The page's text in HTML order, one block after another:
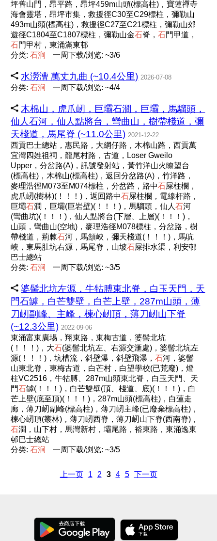
坪舊山門，昂平路，昂坪459m山頭(標高柱)，寶蓮禪寺
海會靈塔，昂坪市集，救援徑C30至C29標柱，彌勒山
493m山頭(標高柱)，救援徑C27至C21標柱，彌勒山郊
遊徑C1804至C1807標柱，彌勒山金石脊，石門甲道，
石門甲村，東涌滿東邨
分类:石涧 一周下载/浏览: ~3/6
水澇漕 萬丈九曲 (~10.4公里) 2026-07-08
分类:石涧 一周下载/浏览: ~4/4
木棉山，虎爪屻，巨壩石澗，巨壩，馬騮頭，
仙人石河，仙人點將台，彎曲山，樹帶棧道，彌
天棧道，馬尾脊 (~11.0公里) 2021-12-22
西貢巴士總站，惠民路，大網仔路，木棉山路，西貢萬
宜灣四姓祖祠，龍尾村路，古道，Loser Gweilo
Upper，分岔路(A)，訊號發射站，黃竹洋山火瞭望台
(標高柱)，木棉山(標高柱)，返回分岔路(A)，竹洋路，
麥理浩徑M073至M074標柱，分岔路，路中石屎柱欄，
虎爪屻(樹林)(！！！)，返回路中石屎柱欄，電線杆路，
巨壩石澗，巨壩(巨岩壁)(！！！)，馬騮頭，仙人石河
(彎曲坑)(！！！)，仙人點將台(下層、上層)(！！！)，
山頭，彎曲山(空地)，麥理浩徑M078標柱，分岔路，樹
帶棧道，荊棘石河，馬頷峽，彌天棧道(！！！)，馬吭
峽，東馬肚坑右源，馬尾脊，山坡石屎排水渠，利安邨
巴士總站
分类:石涧 一周下载/浏览: ~3/5
婆髻北坑左源，牛牯膊東北脊，白玉天門，天
門石罅，白芒雙壁，白芒上壁，287m山頭，薄
刀屻副峰、主峰，楝心屻頂，薄刀屻山下脊
(~12.3公里) 2022-09-06
東涌富東廣埸，翔東路，東梅古道，婆髻北坑
(！！！)，大石(婆髻北坑左、右源交滙處)，婆髻北坑左
源(！！！)，坑槽流，斜壁瀑，斜壁飛瀑，石河，婆髻
山東北脊，東梅古道，白芒村，白望學校(已荒廢)，燈
柱VC2516，牛牯膊、287m山頭東北脊，白玉天門、天
門石罅(！！！)，白芒雙壁(頂、棧道、底)(！！！)，白
芒上壁(底至頂)(！！！)，287m山頭(標高柱)，白蓮走
廊，薄刀屻副峰(標高柱)，薄刀屻主峰(已廢棄標高柱)，
楝心屻頂(叢林)，薄刀屻西脊，薄刀屻山下脊(西南脊)，
石澗，山下村，馬灣新村，壩尾路，裕東路，東涌逸東
邨巴士總站
分类:石涧 一周下载/浏览: ~3/5
上一页 1 2 3 4 5 下一页